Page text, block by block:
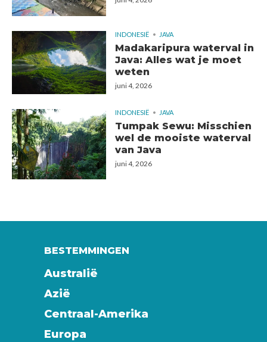
INDONESIË JAVA
Madakaripura waterval in
Java: Alles wat je moet
weten
juni 4, 2026
INDONESIË JAVA
Tumpak Sewu: Misschien
wel de mooiste waterval
van Java
juni 4, 2026
BESTEMMINGEN
Australië
Azië
Centraal-Amerika
Europa